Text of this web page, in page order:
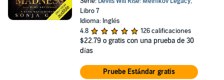
Libro 7
Idioma: Inglés
4.8
126 calificaciones
$22.79 o gratis con una prueba de 30
días
Pruebe Estándar gratis